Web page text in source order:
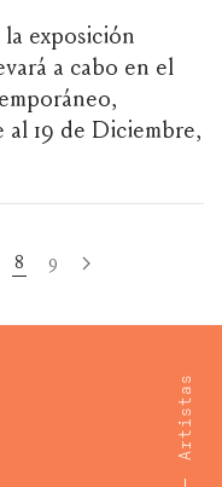
exposición
a cabo en el
al 19 de Diciembre,
8 9
Artistas